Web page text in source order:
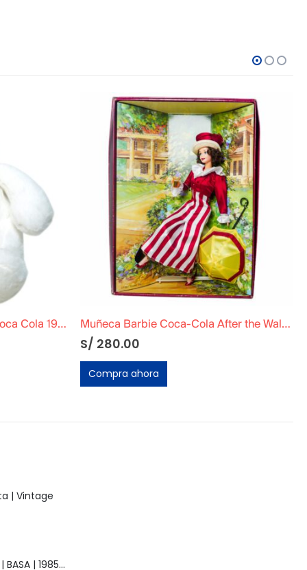
Peluche Oso Teddy Blanco Coca Cola 1993 Original Muñeca Barbie Coca-Cola After the Walk 1997 | Fashion Classic | Mattel
S/ 280.00
Compra ahora
| Vintage
Muñeca Raquel | BASA | 1985 | Vintage